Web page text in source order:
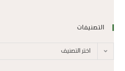
التصنيفات
اختر التصنيف